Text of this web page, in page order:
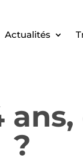
Actualités
?